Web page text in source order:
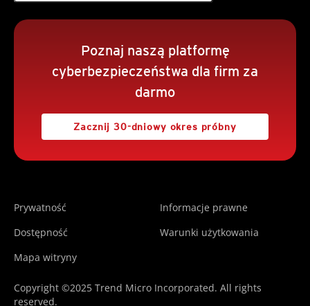
Poznaj naszą platformę
cyberbezpieczeństwa dla firm za
darmo
Zacznij 30-dniowy okres próbny
Prywatność
Informacje prawne
Dostępność
Warunki użytkowania
Mapa witryny
Copyright ©2025 Trend Micro Incorporated. All rights
reserved.